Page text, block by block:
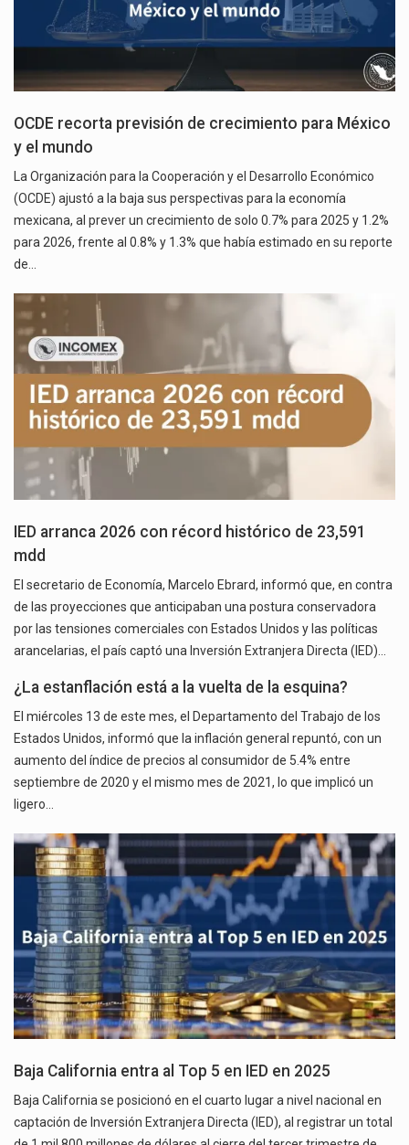
OCDE recorta previsión de crecimiento para México
y el mundo
La Organización para la Cooperación y el Desarrollo Económico
(OCDE) ajustó a la baja sus perspectivas para la economía
mexicana, al prever un crecimiento de solo 0.7% para 2025 y 1.2%
para 2026, frente al 0.8% y 1.3% que había estimado en su reporte
de…
IED arranca 2026 con récord histórico de 23,591
mdd
El secretario de Economía, Marcelo Ebrard, informó que, en contra
de las proyecciones que anticipaban una postura conservadora
por las tensiones comerciales con Estados Unidos y las políticas
arancelarias, el país captó una Inversión Extranjera Directa (IED)…
¿La estanflación está a la vuelta de la esquina?
El miércoles 13 de este mes, el Departamento del Trabajo de los
Estados Unidos, informó que la inflación general repuntó, con un
aumento del índice de precios al consumidor de 5.4% entre
septiembre de 2020 y el mismo mes de 2021, lo que implicó un
ligero…
Baja California entra al Top 5 en IED en 2025
Baja California se posicionó en el cuarto lugar a nivel nacional en
captación de Inversión Extranjera Directa (IED), al registrar un total